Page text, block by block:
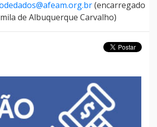
(encarregado
de Albuquerque Carvalho)